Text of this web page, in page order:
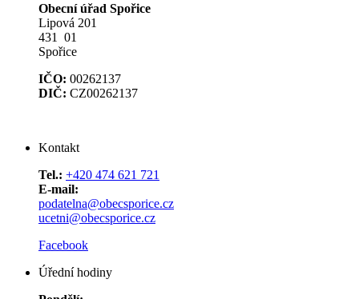
Obecní úřad Spořice
Lipová 201
431 01
Spořice
IČO: 00262137
DIČ: CZ00262137
Kontakt
Tel.: +420 474 621 721
E-mail:
podatelna@obecsporice.cz
ucetni@obecsporice.cz
Facebook
Úřední hodiny